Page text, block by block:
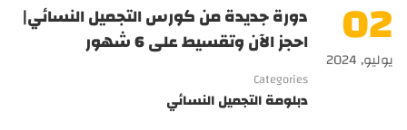
02
يوليو, 2024
دورة جديدة من كورس التجميل النسائي|
احجز الآن وتقسيط على 6 شهور
Categories
دبلومة التجميل النسائي